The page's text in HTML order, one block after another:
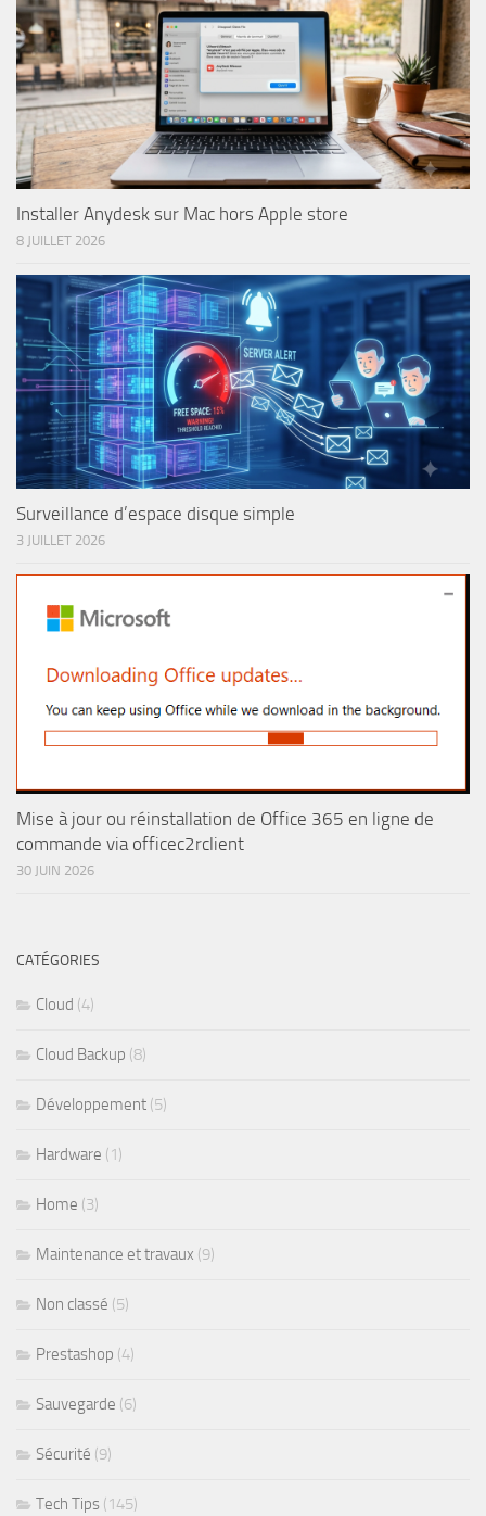
Installer Anydesk sur Mac hors Apple store
8 JUILLET 2026
Surveillance d’espace disque simple
3 JUILLET 2026
Mise à jour ou réinstallation de Office 365 en ligne de
commande via officec2rclient
30 JUIN 2026
CATÉGORIES
Cloud (4)
Cloud Backup (8)
Développement (5)
Hardware (1)
Home (3)
Maintenance et travaux (9)
Non classé (5)
Prestashop (4)
Sauvegarde (6)
Sécurité (9)
Tech Tips (145)